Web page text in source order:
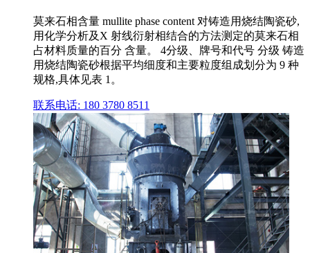
莫来石相含量 mullite phase content 对铸造用烧结陶瓷砂,
用化学分析及X 射线衍射相结合的方法测定的莫来石相
占材料质量的百分 含量。 4分级、牌号和代号 分级 铸造
用烧结陶瓷砂根据平均细度和主要粒度组成划分为 9 种
规格,具体见表 1。
联系电话: 180 3780 8511